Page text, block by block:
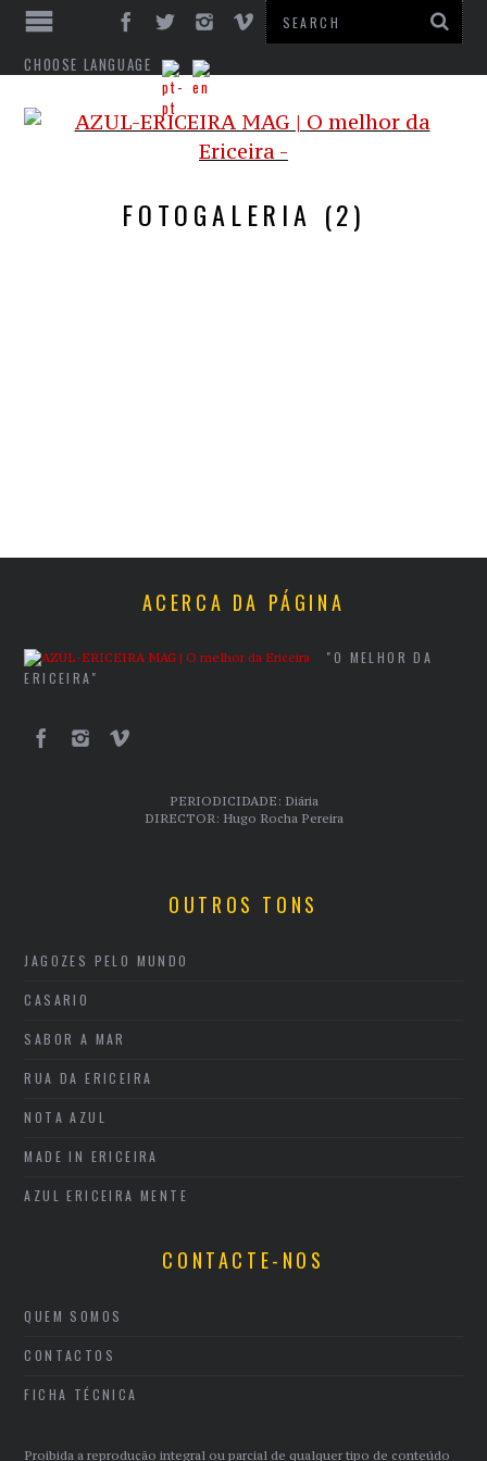
CHOOSE LANGUAGE
FOTOGALERIA (2)
ACERCA DA PÁGINA
"O MELHOR DA
ERICEIRA"
PERIODICIDADE: Diária
DIRECTOR: Hugo Rocha Pereira
OUTROS TONS
JAGOZES PELO MUNDO
CASARIO
SABOR A MAR
RUA DA ERICEIRA
NOTA AZUL
MADE IN ERICEIRA
AZUL ERICEIRA MENTE
CONTACTE-NOS
QUEM SOMOS
CONTACTOS
FICHA TÉCNICA
Proibida a reprodução integral ou parcial de qualquer tipo de conteúdo